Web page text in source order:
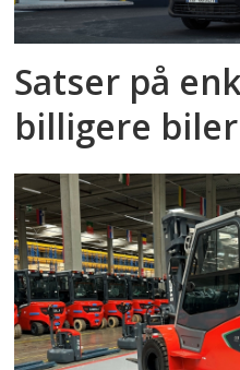
Satser på
billigere biler